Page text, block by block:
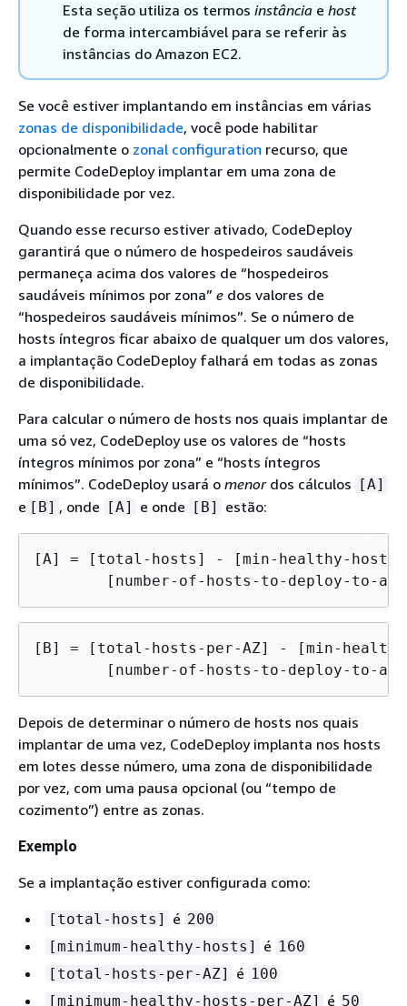
Esta seção utiliza os termos instância e host
de forma intercambiável para se referir às
instâncias do Amazon EC2.
Se você estiver implantando em instâncias em várias
zonas de disponibilidade, você pode habilitar
opcionalmente o zonal configuration recurso, que
permite CodeDeploy implantar em uma zona de
disponibilidade por vez.
Quando esse recurso estiver ativado, CodeDeploy
garantirá que o número de hospedeiros saudáveis
permaneça acima dos valores de “hospedeiros
saudáveis mínimos por zona” e dos valores de
“hospedeiros saudáveis mínimos”. Se o número de
hosts íntegros ficar abaixo de qualquer um dos valores,
a implantação CodeDeploy falhará em todas as zonas
de disponibilidade.
Para calcular o número de hosts nos quais implantar de
uma só vez, CodeDeploy use os valores de “hosts
íntegros mínimos por zona” e “hosts íntegros
mínimos”. CodeDeploy usará o menordos cálculos [A]
e [B] , onde [A] e onde [B] estão:
[A] = [total-hosts] - [min-healthy-
[number-of-hosts-to-deploy-to-
[B] = [total-hosts-per-AZ] - [min-
[number-of-hosts-to-deploy-to-
Depois de determinar o número de hosts nos quais
implantar de uma vez, CodeDeploy implanta nos hosts
em lotes desse número, uma zona de disponibilidade
por vez, com uma pausa opcional (ou “tempo de
cozimento”) entre as zonas.
Exemplo
Se a implantação estiver configurada como:
[total-hosts] é 200
[minimum-healthy-hosts]
é 160
[total-hosts-per-AZ]
é 100
[minimum-healthy-hosts-per-AZ]
é 50